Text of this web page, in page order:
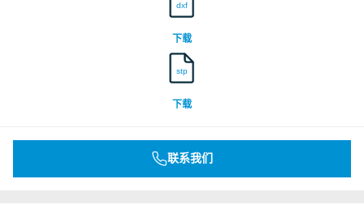
dxf
下载
stp
下载
联系我们